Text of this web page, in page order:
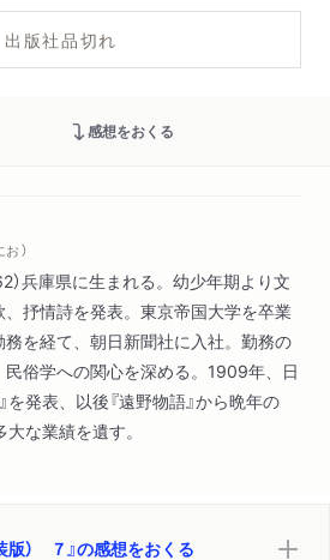
出版社品切れ
感想をおくる
）
兵庫県に生まれる。幼少年期より文
抒情詩を発表。東京帝国大学を卒業
を経て、朝日新聞社に入社。勤務の
俗学への関心を深める。1909年、日
を発表、以後『遠野物語』から晩年の
大な業績を遺す。
版） ７』の感想をおくる